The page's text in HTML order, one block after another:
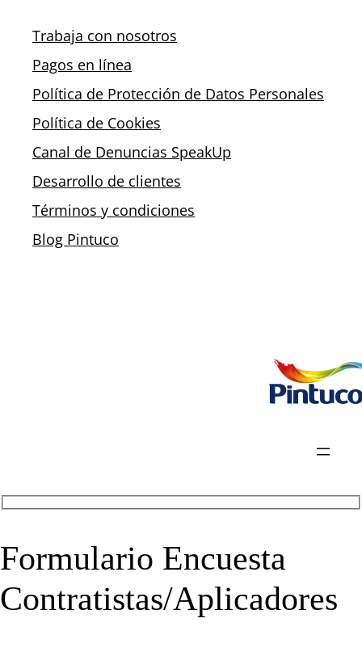
Trabaja con nosotros
Pagos en línea
Política de Protección de Datos Personales
Política de Cookies
Canal de Denuncias SpeakUp
Desarrollo de clientes
Términos y condiciones
Blog Pintuco
Formulario Encuesta
Contratistas/Aplicadores